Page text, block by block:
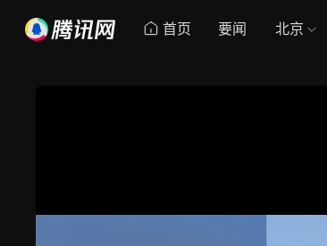
首页 要闻 北京